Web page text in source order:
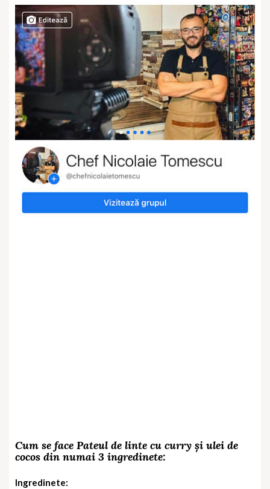
Cum se face Pateul de linte cu curry și ulei de
cocos din numai 3 ingredinete:
Ingredinete: